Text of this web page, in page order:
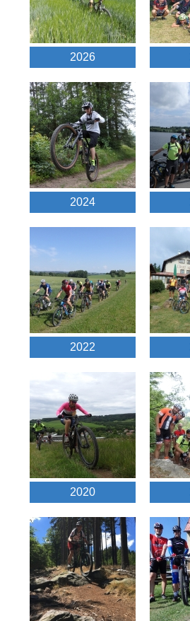
2026
2024
2022
2020